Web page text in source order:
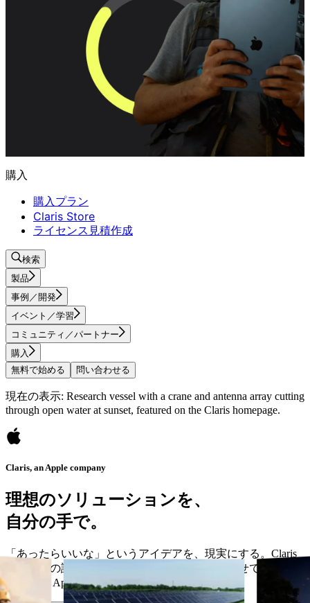
購入
購入プラン
Claris Store
ライセンス見積作成
検索
製品
事例／開発
イベント／学習
コミュニティ／パートナー
購入
無料で始める 問い合わせる
現在の表示: Research vessel with a crane and antenna array cutting
through open water at sunset, featured on the Claris homepage.
Claris, an Apple company
理想のソリューションを、
自分の手で。
「あったらいいな」というアイデアを、現実にする。Claris
なら、今の課題に応え、ビジネスの成長に合わせて進化する
カスタム App を作成できます。